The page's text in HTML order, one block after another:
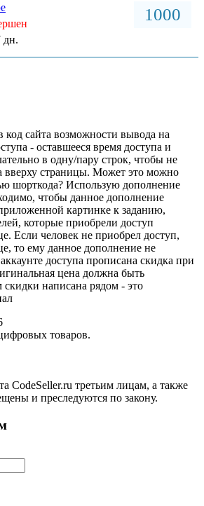
1000
дн.
код сайта возможности вывода на
- оставшееся время доступа и
в одну/пару строк, чтобы не
вверху страницы. Может это можно
шорткода? Использую дополнение
чтобы данное дополнение
картинке к заданию,
которые приобрели доступ
Если человек не приобрел доступ,
то ему данное дополнение не
доступа прописана скидка при
цена должна быть
скидки написана рядом - это
товаров.
CodeSeller.ru третьим лицам, а также
и преследуются по закону.